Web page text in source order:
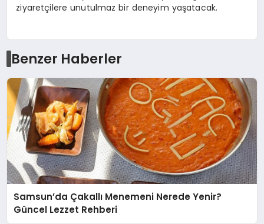
ziyaretçilere unutulmaz bir deneyim yaşatacak.
Benzer Haberler
Samsun’da Çakallı Menemeni Nerede Yenir?
Güncel Lezzet Rehberi